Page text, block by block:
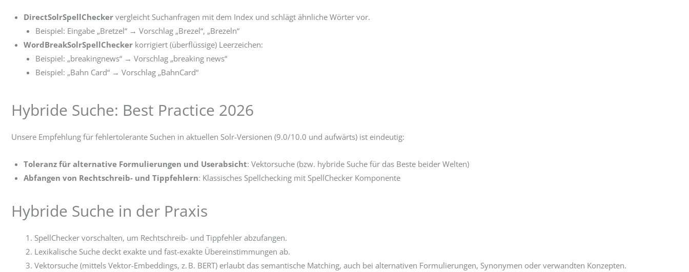
DirectSolrSpellChecker vergleicht Suchanfragen mit dem Index und schlägt ähnliche Wörter vor.
Beispiel: Eingabe „Bretzel“ → Vorschlag „Brezel“, „Brezeln“
WordBreakSolrSpellChecker korrigiert (überflüssige) Leerzeichen:
Beispiel: „breakingnews“ → Vorschlag „breaking news“
Beispiel: „Bahn Card“ → Vorschlag „BahnCard“
Hybride Suche: Best Practice 2026
Unsere Empfehlung für fehlertolerante Suchen in aktuellen Solr-Versionen (9.0/10.0 und aufwärts) ist eindeutig:
Toleranz für alternative Formulierungen und Userabsicht: Vektorsuche (bzw. hybride Suche für das Beste beider Welten)
Abfangen von Rechtschreib- und Tippfehlern: Klassisches Spellchecking mit SpellChecker Komponente
Hybride Suche in der Praxis
SpellChecker vorschalten, um Rechtschreib- und Tippfehler abzufangen.
Lexikalische Suche deckt exakte und fast-exakte Übereinstimmungen ab.
Vektorsuche (mittels Vektor-Embeddings, z. B. BERT) erlaubt das semantische Matching, auch bei alternativen Formulierungen, Synonymen oder verwandten Konzepten.